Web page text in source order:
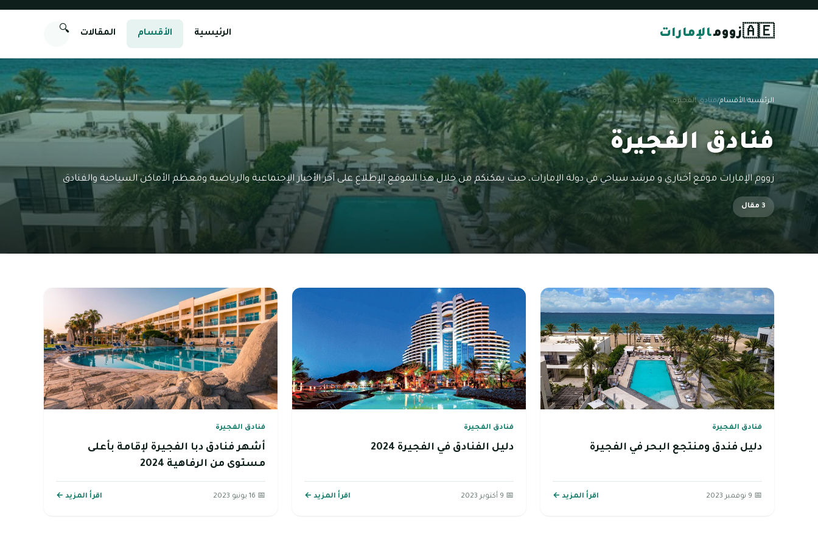
🇦🇪زوومالإمارات الرئيسية الأقسام المقالات 🔍
الرئيسية/الأقسام/فنادق الفجيرة
فنادق الفجيرة
زووم الإمارات موقع أخباري و مرشد سياحي في دولة الإمارات، حيث يمكنكم من خلال هذا الموقع الإطلاع على آخر الأخبار الإجتماعية والرياضية ومعظم الأماكن السياحية والفنادق
3 مقال
فنادق الفجيرة
دليل فندق ومنتجع البحر في الفجيرة
📅 9 نوفمبر 2023 اقرأ المزيد ←
فنادق الفجيرة
دليل الفنادق في الفجيرة 2024
📅 9 أكتوبر 2023 اقرأ المزيد ←
فنادق الفجيرة
أشهر فنادق دبا الفجيرة لإقامة بأعلى
مستوى من الرفاهية 2024
📅 16 يونيو 2023 اقرأ المزيد ←